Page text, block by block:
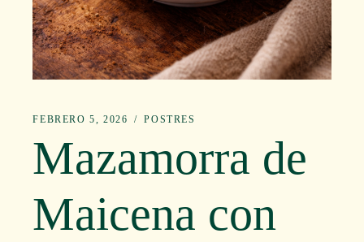
FEBRERO 5, 2026 POSTRES
Mazamorra de
Maicena con